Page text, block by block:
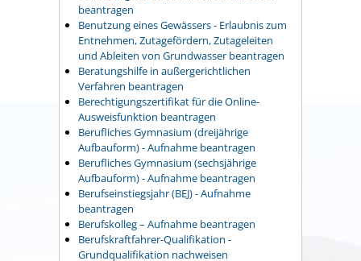
beantragen
Benutzung eines Gewässers - Erlaubnis zum
Entnehmen, Zutagefördern, Zutageleiten
und Ableiten von Grundwasser beantragen
Beratungshilfe in außergerichtlichen
Verfahren beantragen
Berechtigungszertifikat für die Online-
Ausweisfunktion beantragen
Berufliches Gymnasium (dreijährige
Aufbauform) - Aufnahme beantragen
Berufliches Gymnasium (sechsjährige
Aufbauform) - Aufnahme beantragen
Berufseinstiegsjahr (BEJ) - Aufnahme
beantragen
Berufskolleg – Aufnahme beantragen
Berufskraftfahrer-Qualifikation -
Grundqualifikation nachweisen